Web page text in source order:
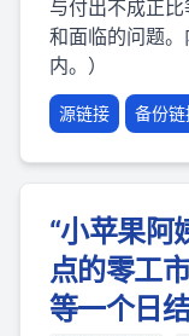
与付出不成正
和面临的问题
内。）
源链接 备份链
“小苹果阿
点的零工
等一个日结